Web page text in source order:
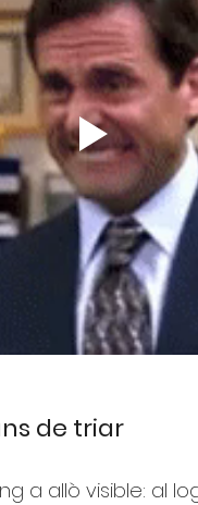
de triar
a allò visible: al